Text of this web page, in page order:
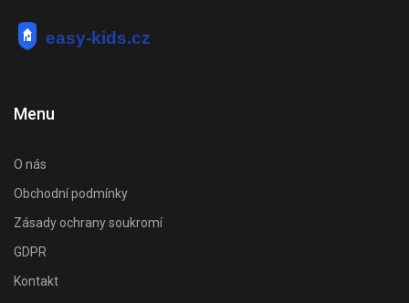
Menu
O nás
Obchodní podmínky
Zásady ochrany soukromí
GDPR
Kontakt